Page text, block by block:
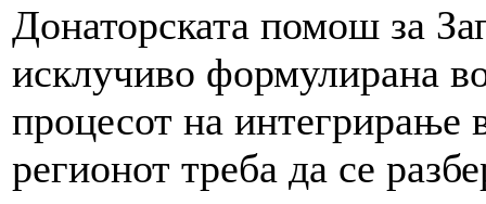
Донаторската помош за
исклучиво формулирана
процесот на
регионот треба да се